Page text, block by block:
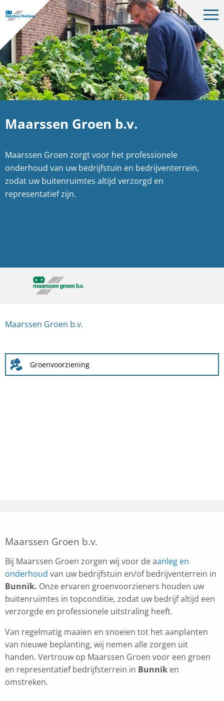
Bedrijven
Projecten
Over ons
Vacatures
Contact
NL
Maarssen Groen b.v.
Maarssen Groen zorgt voor het professionele
onderhoud van uw bedrijfstuin en bedrijventerrein,
zodat uw buitenruimtes altijd verzorgd en
representatief zijn.
Maarssen Groen b.v.
Groenvoorziening
Maarssen Groen b.v.
Bij Maarssen Groen zorgen wij voor de aanleg en
onderhoud van uw bedrijfstuin en/of bedrijventerrein in
Bunnik. Onze ervaren groenvoorzieners houden uw
buitenruimtes in topconditie, zodat uw bedrijf altijd een
verzorgde en professionele uitstraling heeft.
Van regelmatig maaien en snoeien tot het aanplanten
van nieuwe beplanting, wij nemen alle zorgen uit
handen. Vertrouw op Maarssen Groen voor een groen
en representatief bedrijfsterrein in Bunnik en
omstreken.